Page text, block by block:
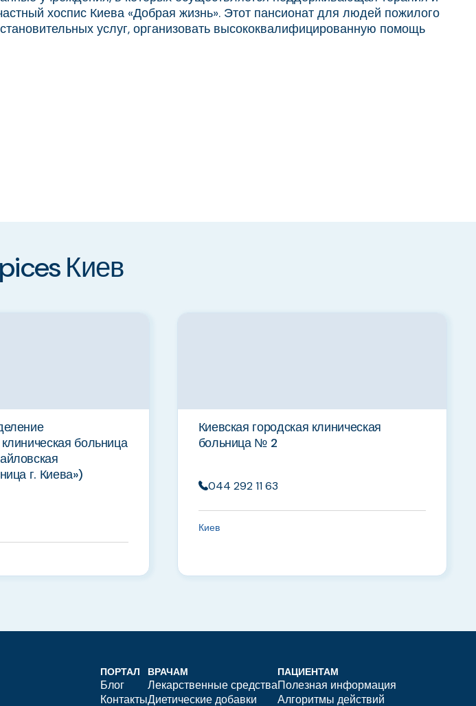
хоспис Киева «Добрая жизнь». Этот пансионат для людей пожилого
услуг, организовать высококвалифицированную помощь
Киев
больница
г. Киева»)
Киевская городская клиническая
больница № 2
044 292 11 63
Киев
ПОРТАЛ
Блог
Контакты
ВРАЧАМ
Лекарственные средства
Диетические добавки
ПАЦИЕНТАМ
Полезная информация
Алгоритмы действий